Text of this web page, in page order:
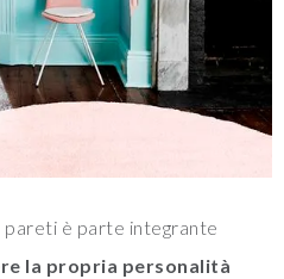
pareti è parte integrante
la propria personalità